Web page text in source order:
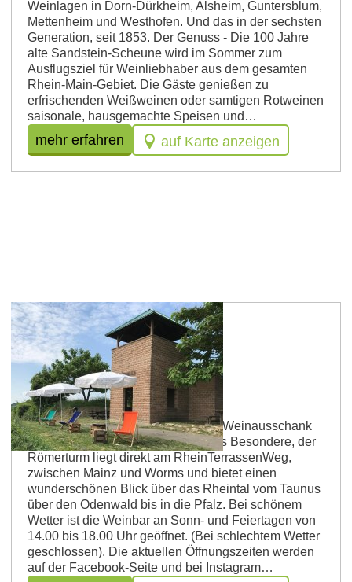
Weinlagen in Dorn-Dürkheim, Alsheim, Guntersblum,
Mettenheim und Westhofen. Und das in der sechsten
Generation, seit 1853. Der Genuss - Die 100 Jahre
alte Sandstein-Scheune wird im Sommer zum
Ausflugsziel für Weinliebhaber aus dem gesamten
Rhein-Main-Gebiet. Die Gäste genießen zu
erfrischenden Weißweinen oder samtigen Rotweinen
saisonale, hausgemachte Speisen und…
mehr erfahren auf Karte anzeigen
Guntersblum
Weinbar am Römerturm
Die Weinbar am Römerturm ist ein Weinausschank
am Römerturm in Guntersblum. Das Besondere, der
Römerturm liegt direkt am RheinTerrassenWeg,
zwischen Mainz und Worms und bietet einen
wunderschönen Blick über das Rheintal vom Taunus
über den Odenwald bis in die Pfalz. Bei schönem
Wetter ist die Weinbar an Sonn- und Feiertagen von
14.00 bis 18.00 Uhr geöffnet. (Bei schlechtem Wetter
geschlossen). Die aktuellen Öffnungszeiten werden
auf der Facebook-Seite und bei Instagram…